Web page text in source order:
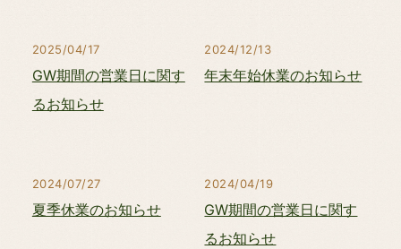
2025/04/17
GW期間の営業日に関す
るお知らせ
2024/12/13
年末年始休業のお知らせ
2024/07/27
夏季休業のお知らせ
2024/04/19
GW期間の営業日に関す
るお知らせ